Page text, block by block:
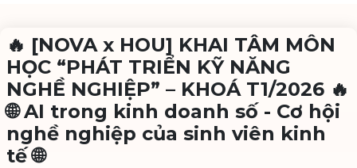
🔥 [NOVA x HOU] KHAI TÂM MÔN
HỌC “PHÁT TRIỂN KỸ NĂNG
NGHỀ NGHIỆP” – KHOÁ T1/2026 🔥
🌐 AI trong kinh doanh số - Cơ hội
nghề nghiệp của sinh viên kinh
tế 🌐